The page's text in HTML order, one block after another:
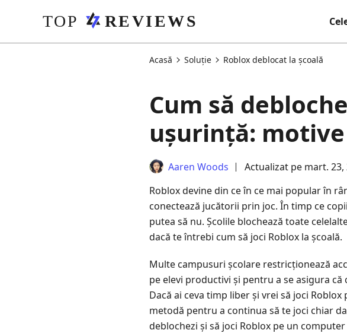
Acasă Soluţie Roblox deblocat la școală
Cum să
ușurință:
Aaren Woods Actualizat pe mart. 23,
Roblox devine din ce în ce mai popular în
conectează jucătorii prin joc. În timp ce
putea să nu. Școlile blochează toate
dacă te întrebi cum să joci Roblox la școală.
Multe campusuri școlare restricționează
pe elevi productivi și pentru a se asigura
Dacă ai ceva timp liber și vrei să joci
metodă pentru a continua să te joci chiar
deblochezi și să joci Roblox pe un